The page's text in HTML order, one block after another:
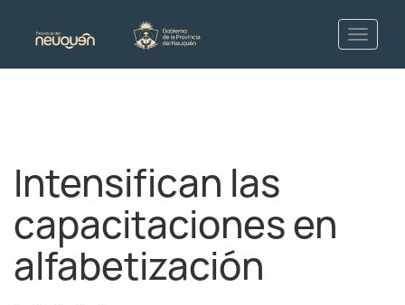
Intensifican las
capacitaciones en
alfabetización